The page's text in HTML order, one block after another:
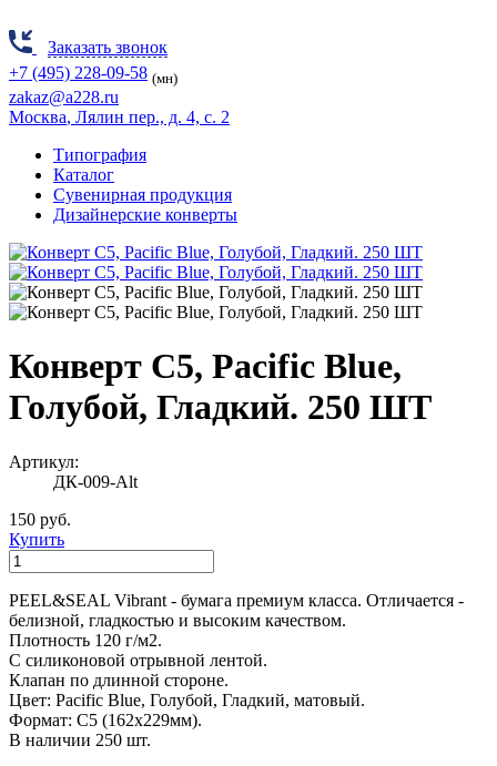
Заказать звонок
+7 (495) 228-09-58 (мн)
zakaz@a228.ru
Москва, Лялин пер., д. 4, с. 2
Типография
Каталог
Сувенирная продукция
Дизайнерские конверты
Конверт С5, Pacific Blue,
Голубой, Гладкий. 250 ШТ
Артикул:
ДК-009-Alt
150 руб.
Купить
PEEL&SEAL Vibrant - бумага премиум класса. Отличается -
белизной, гладкостью и высоким качеством.
Плотность 120 г/м2.
С силиконовой отрывной лентой.
Клапан по длинной стороне.
Цвет: Pacific Blue, Голубой, Гладкий, матовый.
Формат: С5 (162х229мм).
В наличии 250 шт.